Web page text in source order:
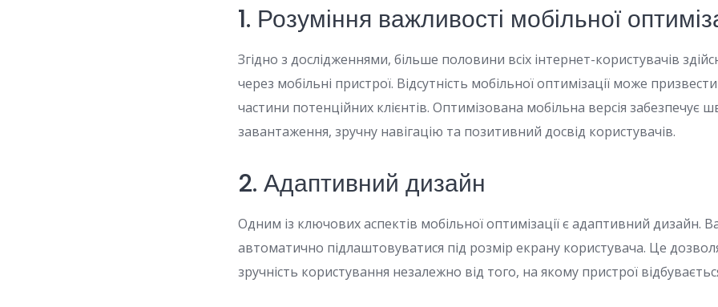
1. Розуміння важливості мобільної
Згідно з дослідженнями, більше половини всіх інтернет-користувачів
через мобільні пристрої. Відсутність мобільної оптимізації може
частини потенційних клієнтів. Оптимізована мобільна версія забезпечує
завантаження, зручну навігацію та позитивний досвід користувачів.
2. Адаптивний дизайн
Одним із ключових аспектів мобільної оптимізації є адаптивний дизайн.
автоматично підлаштовуватися під розмір екрану користувача. Це
зручність користування незалежно від того, на якому пристрої